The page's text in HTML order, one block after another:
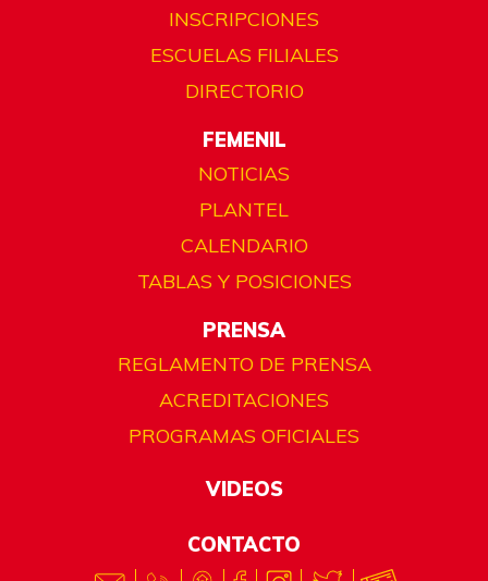
INSCRIPCIONES
ESCUELAS FILIALES
DIRECTORIO
FEMENIL
NOTICIAS
PLANTEL
CALENDARIO
TABLAS Y POSICIONES
PRENSA
REGLAMENTO DE PRENSA
ACREDITACIONES
PROGRAMAS OFICIALES
VIDEOS
CONTACTO